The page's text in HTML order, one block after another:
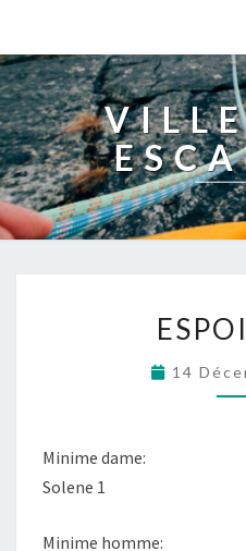
14
Minime dame:
Solene 1
Minime homme: